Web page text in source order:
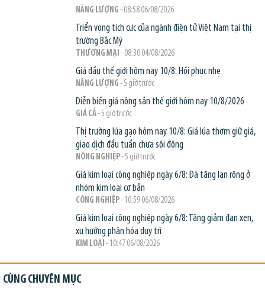
NĂNG LƯỢNG - 08:58 06/08/2026
Triển vọng tích cực của ngành điện tử Việt Nam tại thị
trường Bắc Mỹ
THƯƠNG MẠI - 08:30 04/08/2026
Giá dầu thế giới hôm nay 10/8: Hồi phục nhẹ
NĂNG LƯỢNG - 5 giờ trước
Diễn biến giá nông sản thế giới hôm nay 10/8/2026
GIÁ CẢ- 5 giờ trước
Thị trường lúa gạo hôm nay 10/8: Giá lúa thơm giữ giá,
giao dịch đầu tuần chưa sôi động
NÔNG NGHIỆP- 5 giờ trước
Giá kim loại công nghiệp ngày 6/8: Đà tăng lan rộng ở
nhóm kim loại cơ bản
CÔNG NGHIỆP- 10:59 06/08/2026
Giá kim loại công nghiệp ngày 6/8: Tăng giảm đan xen,
xu hướng phân hóa duy trì
KIM LOẠI - 10:47 06/08/2026
CÙNG CHUYÊN MỤC